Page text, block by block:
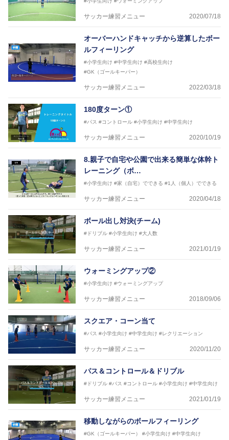
サッカー練習メニュー 2020/07/18
オーバーハンドキャッチから逆算したボー
ルフィーリング
#小学生向け #中学生向け #高校生向け
#GK（ゴールキーパー）
サッカー練習メニュー 2022/03/18
180度ターン①
#パス #コントロール #小学生向け #中学生向け
サッカー練習メニュー 2020/10/19
8.親子で自宅や公園で出来る簡単な体幹ト
レーニング（ボ…
#小学生向け #家（自宅）でできる #1人（個人）でできる
サッカー練習メニュー 2020/04/18
ボール出し対決(チーム)
#ドリブル #小学生向け #大人数
サッカー練習メニュー 2021/01/19
ウォーミングアップ②
#小学生向け #ウォーミングアップ
サッカー練習メニュー 2018/09/06
スクエア・コーン当て
#パス #小学生向け #中学生向け #レクリエーション
サッカー練習メニュー 2020/11/20
パス＆コントロール＆ドリブル
#ドリブル #パス #コントロール #小学生向け #中学生向け
サッカー練習メニュー 2021/01/19
移動しながらのボールフィーリング
#GK（ゴールキーパー） #小学生向け #中学生向け